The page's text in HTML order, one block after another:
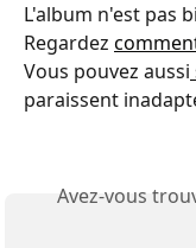
L'album n'est pas
Regardez
Vous pouvez aussi
paraissent
Avez-vous